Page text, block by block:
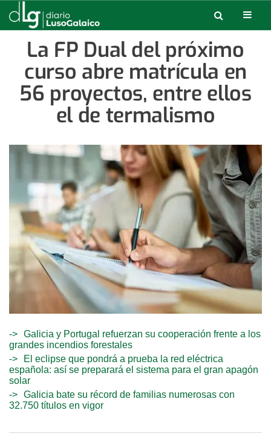
La FP Dual del próximo
curso abre matrícula en
56 proyectos, entre ellos
el de termalismo
Galicia y Portugal refuerzan su cooperación frente a los
grandes incendios forestales
El eclipse que pondrá a prueba la red eléctrica
española: así se preparará el sistema para el gran apagón
solar
Galicia bate su récord de familias numerosas con
32.750 títulos en vigor